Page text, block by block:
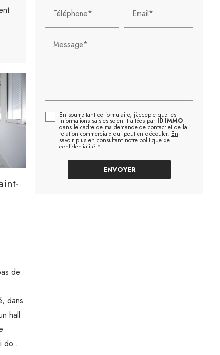
de
dans
hall
do...
Téléphone* Email*
Message*
En soumettant ce formulaire, j'accepte que les
informations saisies soient traitées par ID IMMO
dans le cadre de ma demande de contact et de la
relation commerciale qui peut en découler. En
savoir plus en consultant notre politique de
confidentialité.*